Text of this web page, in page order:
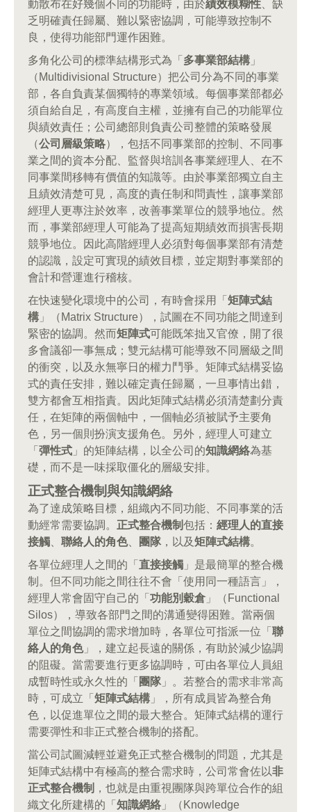
動散布在好幾個不同的功能時，由於績效模糊性 、缺
乏明確責任歸屬、難以緊密協調，可能導致控制不
良，使得功能部門運作困難。
多角化公司的標準結構形式為「 多事業部結構 」
（Multidivisional Structure）把公司分為不同的事業
部，各自負責某個獨特的專業領域。每個事業部都必
須自給自足，有高度自主權，並擁有自己的功能單位
與績效責任；公司總部則負責公司整體的策略發展
（公司層級策略），包括不同事業部的控制、不同事
業之間的資本分配、監督與培訓各事業經理人、在不
同事業間移轉有價值的知識等。由於事業部獨立自主
且績效清楚可見，高度的責任制和問責性，讓事業部
經理人更專注於效率，改善事業單位的競爭地位。然
而，事業部經理人可能為了提高短期績效而損害長期
競爭地位。因此高階經理人必須對每個事業部有清楚
的認識，設定可實現的績效目標，並定期對事業部的
會計和營運進行稽核。
在快速變化環境中的公司，有時會採用「 矩陣式結
構 」（Matrix Structure），試圖在不同功能之間達到
緊密的協調。然而矩陣式可能既笨拙又官僚，開了很
多會議卻一事無成；雙元結構可能導致不同層級之間
的衝突，以及永無寧日的權力鬥爭。矩陣式結構妥協
式的責任安排，難以確定責任歸屬，一旦事情出錯，
雙方都會互相指責。因此矩陣式結構必須清楚劃分責
任，在矩陣的兩個軸中，一個軸必須被賦予主要角
色，另一個則扮演支援角色。另外，經理人可建立
「 彈性式 」的矩陣結構，以全公司的知識網絡為基
礎，而不是一味採取僵化的層級安排。
正式整合機制與知識網絡
為了達成策略目標，組織內不同功能、不同事業的活
動經常需要協調。 正式整合機制包括： 經理人的直接
接觸
聯絡人的角色、 團隊，以及矩陣式結構。
各單位經理人之間的「 直接接觸 」是最簡單的整合機
制。但不同功能之間往往不會「使用同一種語言」，
經理人常會固守自己的「 功能別穀倉 」（Functional
Silos），導致各部門之間的溝通變得困難。當兩個
單位之間協調的需求增加時，各單位可指派一位「 聯
絡人的角色」，建立起長遠的關係，有助於減少協調
的阻礙。當需要進行更多協調時，可由各單位人員組
成暫時性或永久性的「 團隊」。若整合的需求非常高
時，可成立「 矩陣式結構 」，所有成員皆為整合角
色，以促進單位之間的最大整合。矩陣式結構的運行
需要彈性和非正式整合機制的搭配。
當公司試圖減輕並避免正式整合機制的問題，尤其是
矩陣式結構中有極高的整合需求時，公司常會佐以非
正式整合機制 ，也就是由重視團隊與跨單位合作的組
織文化所建構的「 知識網絡 」（Knowledge